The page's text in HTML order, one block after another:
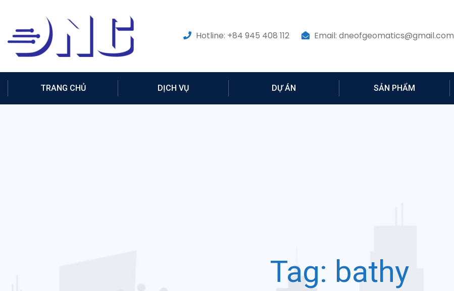
Hotline: +84 945 408 112 Email: dneofgeomatics@gmail.com
TRANG CHỦ DỊCH VỤ DỰ ÁN SẢN PHẨM
Tag: bathy